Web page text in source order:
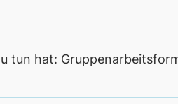
hat: